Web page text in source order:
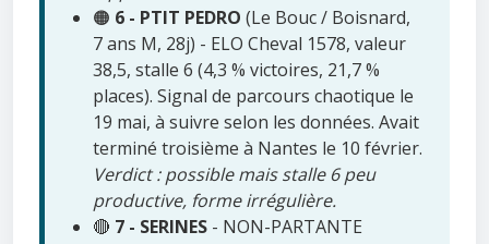
🟠 6 - PTIT PEDRO (Le Bouc / Boisnard,
7 ans M, 28j) - ELO Cheval 1578, valeur
38,5, stalle 6 (4,3 % victoires, 21,7 %
places). Signal de parcours chaotique le
19 mai, à suivre selon les données. Avait
terminé troisième à Nantes le 10 février.
Verdict : possible mais stalle 6 peu
productive, forme irrégulière.
🔴 7 - SERINES - NON-PARTANTE